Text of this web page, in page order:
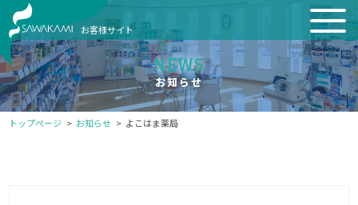
お客様サイト
NEWS
お知らせ
トップページ お知らせ よこはま薬局